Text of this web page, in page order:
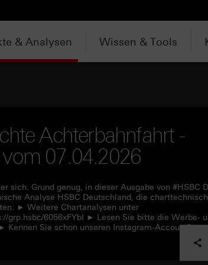
& Analysen Wissen & Tools
Achterbahnfahrt -
vom 07.04.2026
sich. Grund genug, in dieser Ausgabe von #HSBC
Analyse HSBC Deutschland, die
► Weitere Chartanalysen unter
grp.hsbc/6056xFYbI ► Lesen Sie bitte die Werbe-
Kennen Sie schon unseren Instagram-Account?